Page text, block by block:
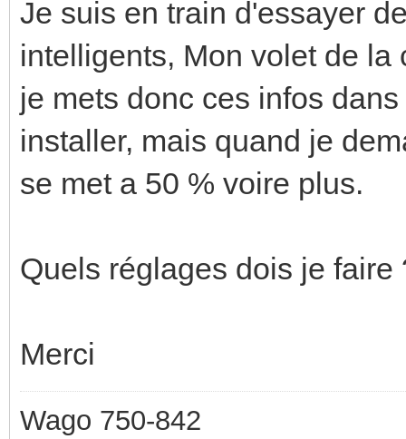
Je suis en train d'essayer
intelligents, Mon volet de
je mets donc ces infos
installer, mais quand je
se met a 50 % voire plus.
Quels réglages dois je faire
Merci
Wago 750-842